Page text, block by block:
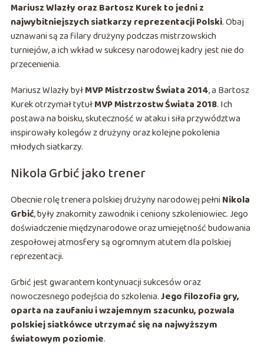
Mariusz Wlazły oraz Bartosz Kurek to jedni z
najwybitniejszych siatkarzy reprezentacji Polski. Obaj
uznawani są za filary drużyny podczas mistrzowskich
turniejów, a ich wkład w sukcesy narodowej kadry jest nie do
przecenienia.
Mariusz Wlazły byłMVP Mistrzostw Świata 2014, a Bartosz
Kurek otrzymał tytułMVP Mistrzostw Świata 2018. Ich
postawa na boisku, skuteczność w ataku i siła przywództwa
inspirowały kolegów z drużyny oraz kolejne pokolenia
młodych siatkarzy.
Nikola Grbić jako trener
Obecnie rolę trenera polskiej drużyny narodowej pełni Nikola
Grbić, były znakomity zawodnik i ceniony szkoleniowiec. Jego
doświadczenie międzynarodowe oraz umiejętność budowania
zespołowej atmosfery są ogromnym atutem dla polskiej
reprezentacji.
Grbić jest gwarantem kontynuacji sukcesów oraz
nowoczesnego podejścia do szkolenia.Jego filozofia gry,
oparta na zaufaniu i wzajemnym szacunku, pozwala
polskiej siatkówce utrzymać się na najwyższym
światowym poziomie.